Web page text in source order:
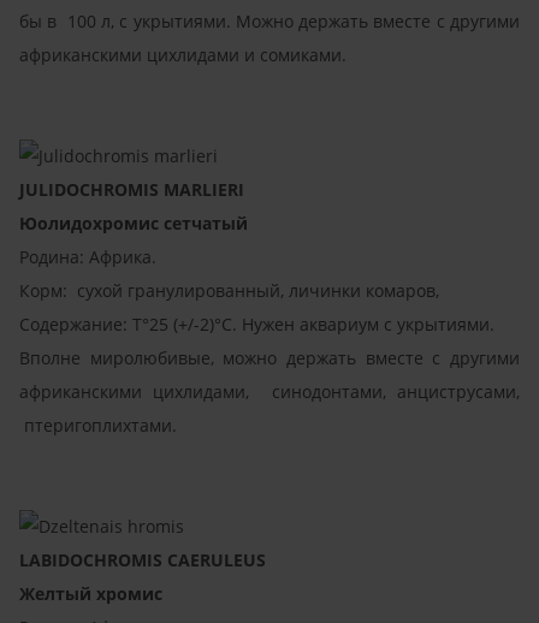
бы в 100 л, с укрытиями. Можно держать вместе с другими
африканскими цихлидами и сомиками.
JULIDOCHROMIS MARLIERI
Юолидохромис сетчатый
Родина: Африка.
Корм: сухой гранулированный, личинки комаров,
Содержание: T°25 (+/-2)°C. Нужен аквариум с укрытиями.
Вполне миролюбивые, можно держать вместе с другими
африканскими цихлидами, синодонтами, анциструсами,
птеригоплихтами.
LABIDOCHROMIS CAERULEUS
Желтый хромис